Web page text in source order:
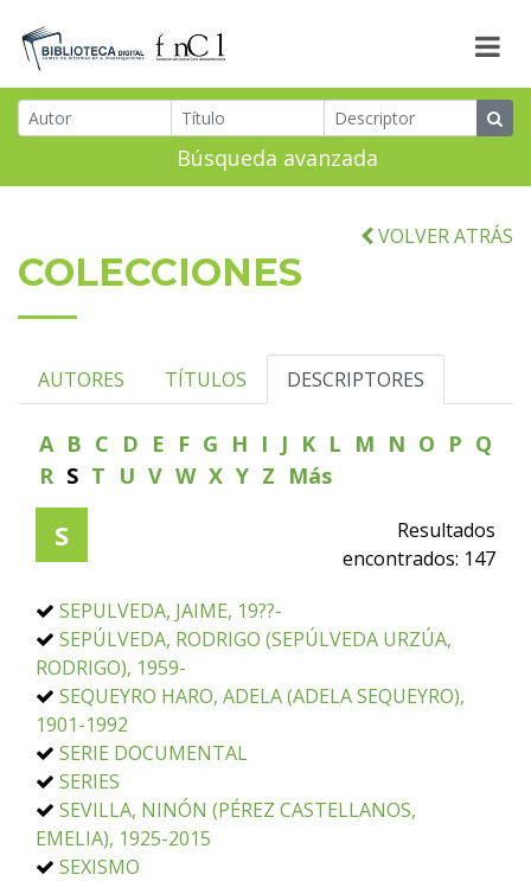
Búsqueda avanzada
VOLVER ATRÁS
COLECCIONES
AUTORES TÍTULOS DESCRIPTORES
A B C D E F G H I J K L M N O P Q
R S T U V W X Y Z Más
S
Resultados
encontrados: 147
SEPULVEDA, JAIME, 19??-
SEPÚLVEDA, RODRIGO (SEPÚLVEDA URZÚA,
RODRIGO), 1959-
SEQUEYRO HARO, ADELA (ADELA SEQUEYRO),
1901-1992
SERIE DOCUMENTAL
SERIES
SEVILLA, NINÓN (PÉREZ CASTELLANOS,
EMELIA), 1925-2015
SEXISMO